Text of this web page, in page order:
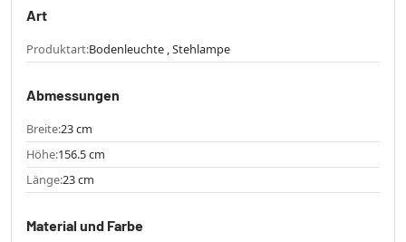
Art
Produktart:Bodenleuchte , Stehlampe
Abmessungen
Breite:23 cm
Höhe:156.5 cm
Länge:23 cm
Material und Farbe